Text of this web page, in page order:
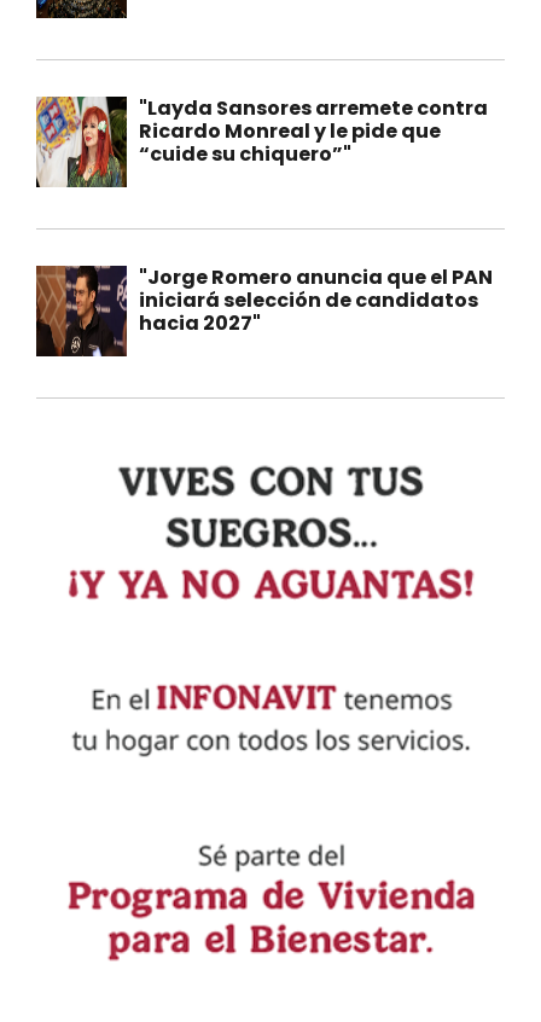
"Layda Sansores arremete contra
Ricardo Monreal y le pide que
“cuide su chiquero”"
"Jorge Romero anuncia que el PAN
iniciará selección de candidatos
hacia 2027"